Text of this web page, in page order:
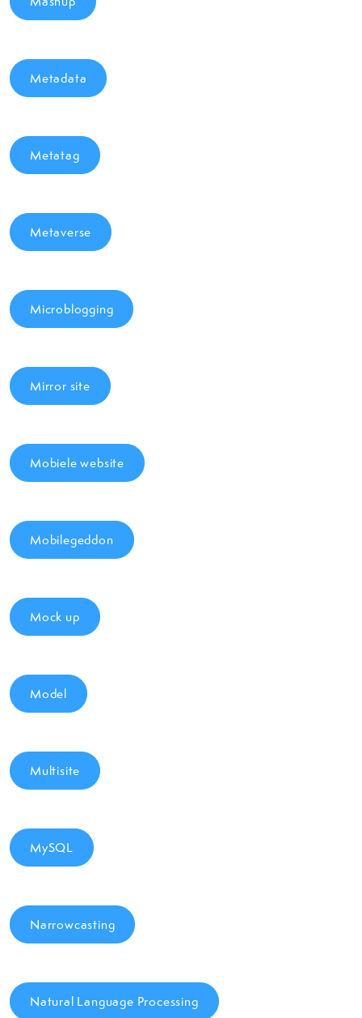
Metadata
Metatag
Metaverse
Microblogging
Mirror site
Mobiele website
Mobilegeddon
Mock up
Model
Multisite
MySQL
Narrowcasting
Natural Language Processing